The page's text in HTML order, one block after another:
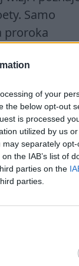
of your
the below opt-out
is processed
utilized by us
separately
the IAB’s list of
parties on the
parties.
Samo
proroka
go
Wizja
sojusznika
zwrócić
mesjasza
podroży
i widząc jej